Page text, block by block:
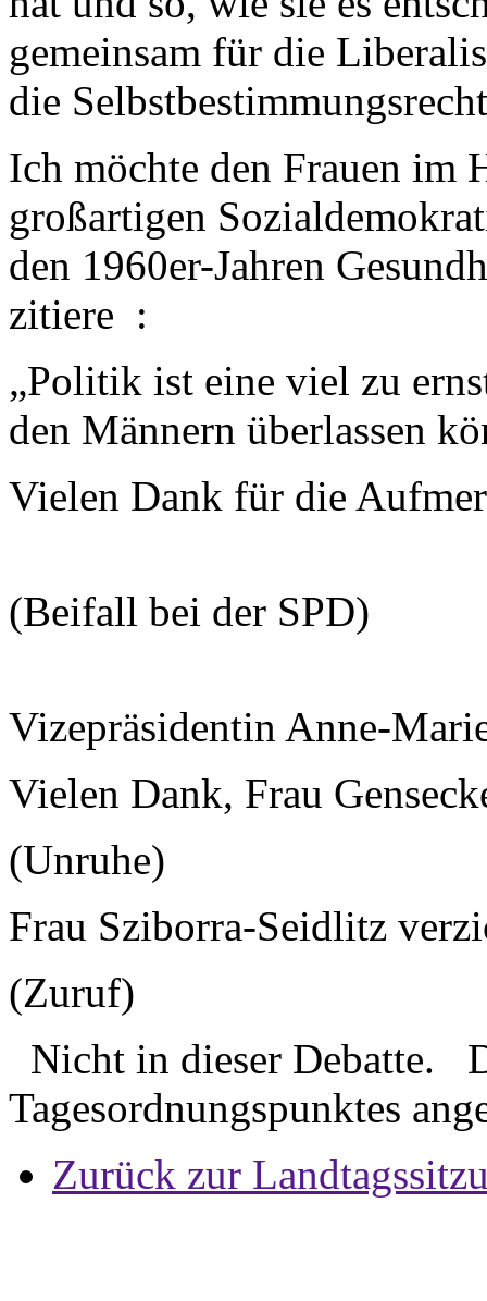
gemeinsam für die
die
Ich möchte den Frauen im
großartigen
den 1960er-Jahren
zitiere :
„Politik ist eine viel zu
den Männern überlassen
Vielen Dank für die
(Beifall bei der SPD)
Vizepräsidentin Anne-
Vielen Dank, Frau
(Unruhe)
Frau Sziborra-Seidlitz
(Zuruf)
Nicht in dieser Debatte.
Tagesordnungspunktes
Zurück zur